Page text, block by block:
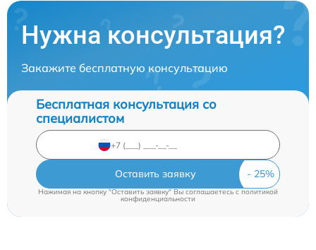
Нужна консультация?
Закажите бесплатную консультацию
Бесплатная консультация со
специалистом
Оставить заявку
Нажимая на кнопку "Оставить заявку" Вы соглашаетесь cполитикой
конфиденциальности